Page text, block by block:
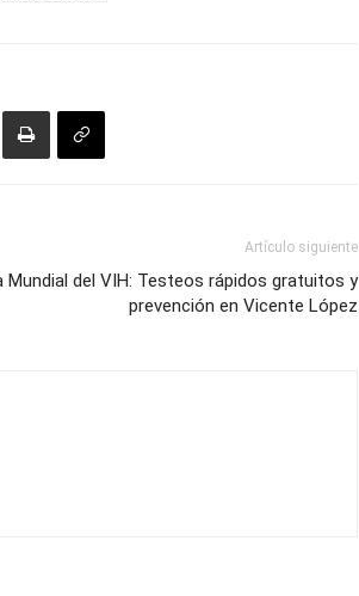
Artículo siguiente
Mundial del VIH: Testeos rápidos gratuitos y
prevención en Vicente López